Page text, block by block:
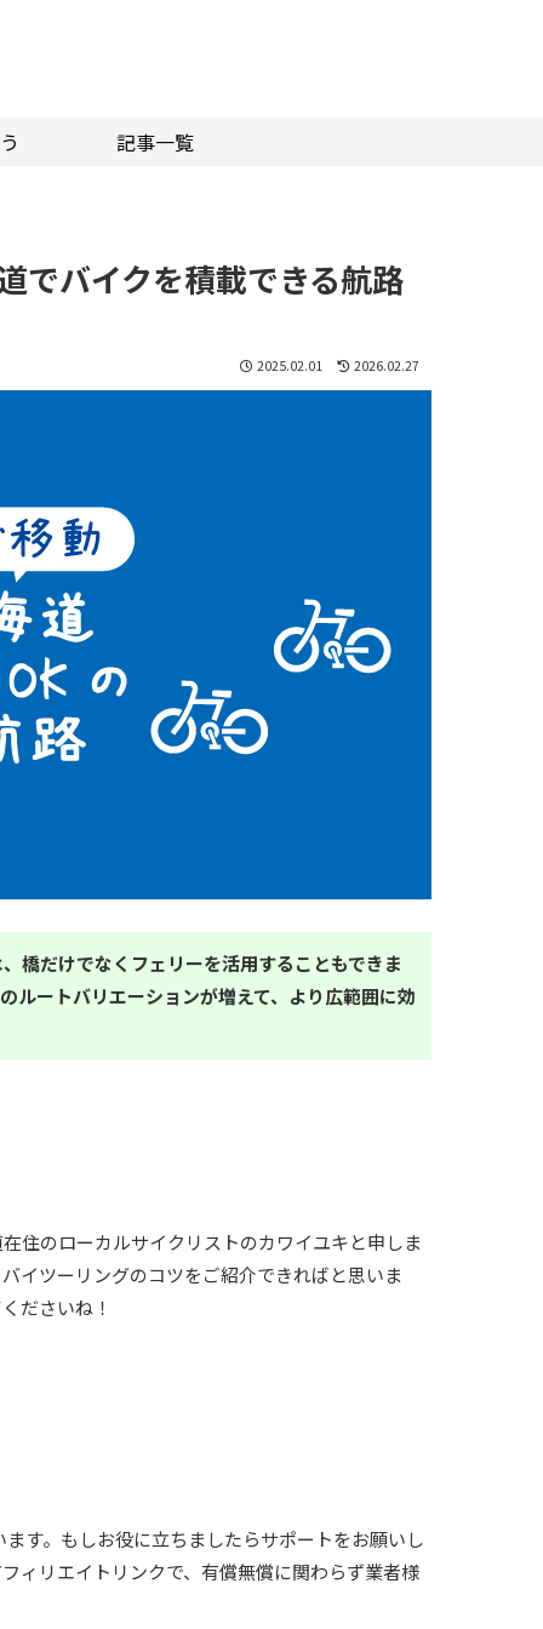
記事一覧
でバイクを積載できる航路
2025.02.01 2026.02.27
橋だけでなくフェリーを活用することもできま
ルートバリエーションが増えて、より広範囲に効
住のローカルサイクリストのカワイユキと申しま
イツーリングのコツをご紹介できればと思いま
ださいね！
す。もしお役に立ちましたらサポートをお願いし
ィリエイトリンクで、有償無償に関わらず業者様